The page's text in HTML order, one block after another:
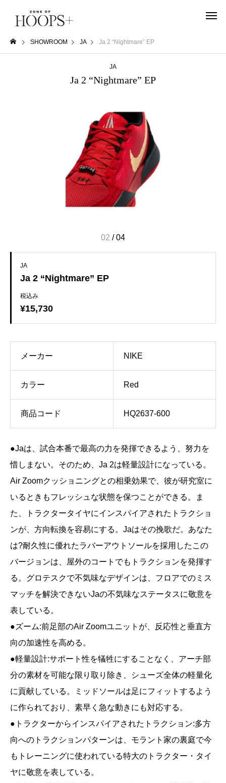
SHOWROOM JA Ja 2 “Nightmare” EP
JA
Ja 2 “Nightmare” EP
02 /04
JA
Ja 2 “Nightmare” EP
税込み
¥15,730
メーカー NIKE
カラー Red
商品コード HQ2637-600
●Jaは、試合本番で最高の力を発揮できるよう、努力を
惜しまない。そのため、Ja 2は軽量設計になっている。
Air Zoomクッショニングとの相乗効果で、彼が研究室に
いるときもフレッシュな状態を保つことができる。ま
た、トラクタータイヤにインスパイアされたトラクショ
ンが、方向転換を容易にする。Jaはその挽歌だ。あなた
は?耐久性に優れたラバーアウトソールを採用したこの
バージョンは、屋外のコートでもトラクションを発揮す
る。グロテスクで不気味なデザインは、フロアでのミス
マッチを解決できないJaの不気味なステータスに敬意を
表している。
●ズーム:前足部のAir Zoomユニットが、反応性と垂直方
向の加速性を高める。
●軽量設計:サポート性を犠牲にすることなく、アーチ部
分の素材を可能な限り取り除き、シューズ全体の軽量化
に貢献している。ミッドソールは足にフィットするよう
に作られており、素早く急な動きにも対応する。
●トラクターからインスパイアされたトラクション:多方
向へのトラクションパターンは、モラント家の裏庭で今
もトレーニングに使われている特大のトラクター・タイ
ヤに敬意を表している。